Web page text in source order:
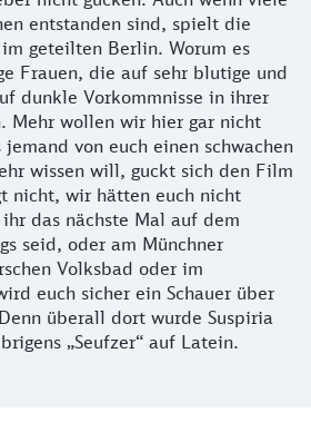
entstanden sind, spielt die
geteilten Berlin. Worum es
Frauen, die auf sehr blutige und
dunkle Vorkommnisse in ihrer
Mehr wollen wir hier gar nicht
von euch einen schwachen
wissen will, guckt sich den Film
nicht, wir hätten euch nicht
das nächste Mal auf dem
seid, oder am Münchner
Volksbad oder im
euch sicher ein Schauer über
überall dort wurde Suspiria
„Seufzer“ auf Latein.